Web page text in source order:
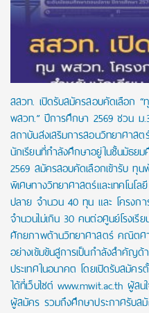
สสวท. เปิดรับสมัครสอบคัดเลือก “
พสวท.” ปีการศึกษา 2569 ชวน ม
สถาบันส่งเสริมการสอนวิทยาศาสต
นักเรียนที่กำลังศึกษาอยู่ในชั้นมัธย
2569 สมัครสอบคัดเลือกเข้ารับ ทุ
พิเศษทางวิทยาศาสตร์และเทคโน
ปลาย จำนวน 40 ทุน และ โครงก
จำนวนไม่เกิน 30 คนต่อศูนย์โรงเรี
ศักยภาพด้านวิทยาศาสตร์ คณิตศ
อย่างเข้มข้นสู่การเป็นกำลังสำคั
ประเทศในอนาคต โดยเปิดรับสมัค
ได้ที่เว็บไซต์ www.mwit.ac.th ผู้ส
ผู้สมัคร รวมถึงศึกษาประกาศรับส